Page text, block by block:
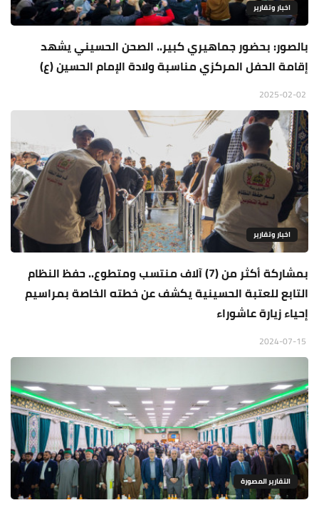
اخبار وتقارير
بالصور: بحضور جماهيري كبير.. الصحن الحسيني يشهد
إقامة الحفل المركزي مناسبة ولادة الإمام الحسين (ع)
اخبار وتقارير
بمشاركة أكثر من (7) آلاف منتسب ومتطوع.. حفظ النظام
التابع للعتبة الحسينية يكشف عن خطته الخاصة بمراسيم
إحياء زيارة عاشوراء
التقارير المصورة